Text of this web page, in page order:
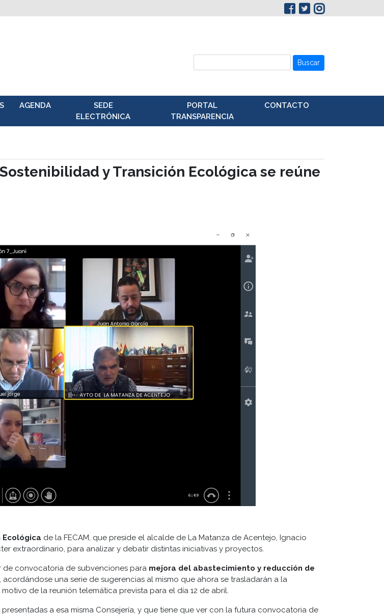
Buscar
AGENDA
SEDE
ELECTRÓNICA
PORTAL
TRANSPARENCIA
CONTACTO
y Transición Ecológica se reúne
Ecológica de la FECAM, que preside el alcalde de La Matanza de Acentejo, Ignacio
extraordinario, para analizar y debatir distintas iniciativas y proyectos.
convocatoria de subvenciones para mejora del abastecimiento y reducción de
acordándose una serie de sugerencias al mismo que ahora se trasladarán a la
de la reunión telemática prevista para el día 12 de abril.
a esa misma Consejería, y que tiene que ver con la futura convocatoria de